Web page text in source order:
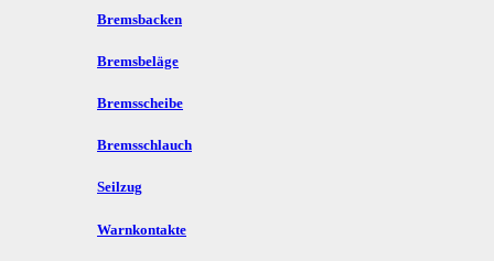
Bremsbacken
Bremsbeläge
Bremsscheibe
Bremsschlauch
Seilzug
Warnkontakte